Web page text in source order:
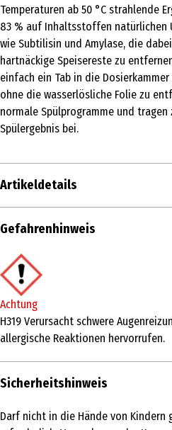
Temperaturen ab 50 °C strahlende
83 % auf Inhaltsstoffen natürlichen
wie Subtilisin und Amylase, die
hartnäckige Speisereste zu
einfach ein Tab in die
ohne die wasserlösliche Folie zu
normale Spülprogramme und tragen
Spülergebnis bei.
Artikeldetails
Inhalt
Produkttyp
Geschirrspültabs, -Gel & -Pulver
Inhaltsstoffe
15-30% Bleichmittel auf
polycarboxylates < 5%
(Subtilisin, amlyase)
ohne Parfüm|ohne Mikroplastik
Gefahrenhinweis
Achtung
H319 Verursacht schwere
allergische Reaktionen hervorrufen.
Sicherheitshinweis
Darf nicht in die Hände von Kindern